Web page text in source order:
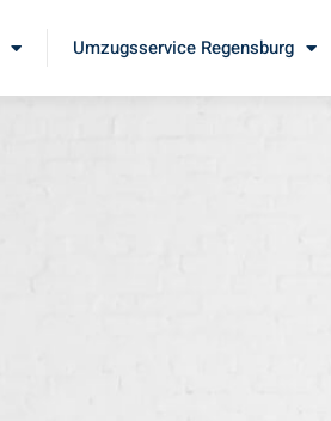
Umzugsservice Regensburg